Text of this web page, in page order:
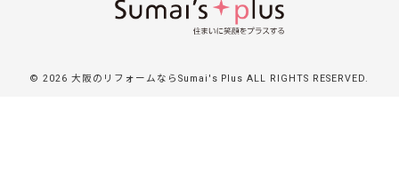
© 2026 大阪のリフォームならSumai's Plus ALL RIGHTS RESERVED.